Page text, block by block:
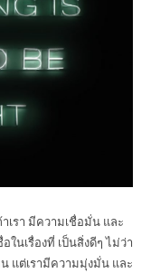
เรา มีความเชื่อมั่น และ
ในเรื่องที่ เป็นสิ่งดีๆ ไม่ว่า
แต่เรามีความมุ่งมั่น และ